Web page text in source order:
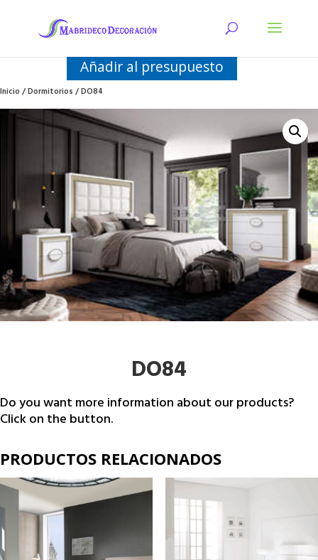
Añadir al presupuesto
Inicio/Dormitorios/ DO84
DO84
Do you want more information about our products?
Click on the button.
PRODUCTOS RELACIONADOS